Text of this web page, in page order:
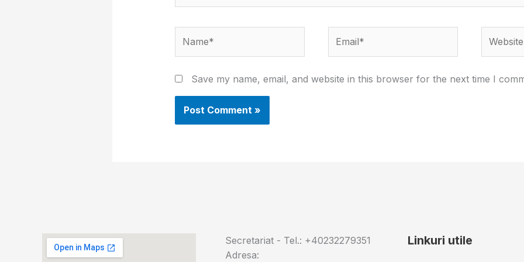
Save my name, email, and website in this browser for the next time I
Secretariat - Tel.: +40232279351
Adresa:
Linkuri utile